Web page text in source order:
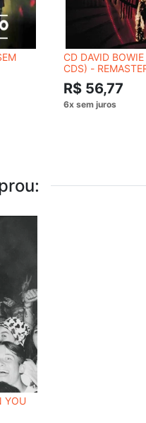
CD DAVID
CDS) -
R$ 56,77
YOU